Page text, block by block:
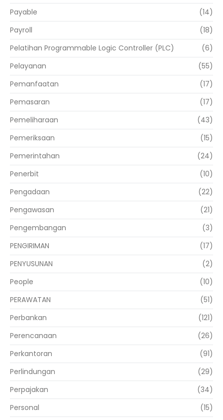
Payable
(14)
Payroll
(18)
Pelatihan Programmable Logic Controller (PLC)
(6)
Pelayanan
(55)
Pemanfaatan
(17)
Pemasaran
(17)
Pemeliharaan
(43)
Pemeriksaan
(15)
Pemerintahan
(24)
Penerbit
(10)
Pengadaan
(22)
Pengawasan
(21)
Pengembangan
(3)
PENGIRIMAN
(17)
PENYUSUNAN
(2)
People
(10)
PERAWATAN
(51)
Perbankan
(121)
Perencanaan
(26)
Perkantoran
(91)
Perlindungan
(29)
Perpajakan
(34)
Personal
(15)